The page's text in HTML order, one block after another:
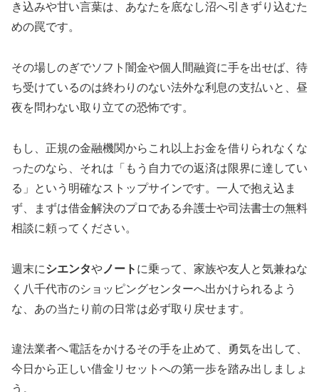
き込みや甘い言葉は、あなたを底なし沼へ引きずり込むた
めの罠です。
その場しのぎでソフト闇金や個人間融資に手を出せば、待
ち受けているのは終わりのない法外な利息の支払いと、昼
夜を問わない取り立ての恐怖です。
もし、正規の金融機関からこれ以上お金を借りられなくな
ったのなら、それは「もう自力での返済は限界に達してい
る」という明確なストップサインです。一人で抱え込ま
ず、まずは借金解決のプロである弁護士や司法書士の無料
相談に頼ってください。
週末にシエンタや ノート に乗って、家族や友人と気兼ねな
く八千代市のショッピングセンターへ出かけられるよう
な、あの当たり前の日常は必ず取り戻せます。
違法業者へ電話をかけるその手を止めて、勇気を出して、
今日から正しい借金リセットへの第一歩を踏み出しましょ
う。